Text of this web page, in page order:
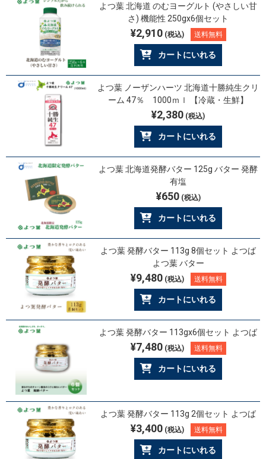
よつ葉 北海道 のむヨーグルト (やさしい甘
さ) 機能性 250gx6個セット
¥2,910(税込) 送料無料
カートにいれる
よつ葉 ノーザンハーツ 北海道十勝純生クリ
ーム 47％ 1000ｍｌ 【冷蔵・生鮮】
¥2,380 (税込)
カートにいれる
よつ葉 北海道発酵バター 125g バター 発酵
有塩
¥650(税込)
カートにいれる
よつ葉 発酵バター 113g 8個セット よつば
よつ葉 バター
¥9,480(税込) 送料無料
カートにいれる
よつ葉 発酵バター 113gx6個セット よつば
¥7,480(税込) 送料無料
カートにいれる
よつ葉 発酵バター 113g 2個セット よつば
¥3,400(税込) 送料無料
カートにいれる